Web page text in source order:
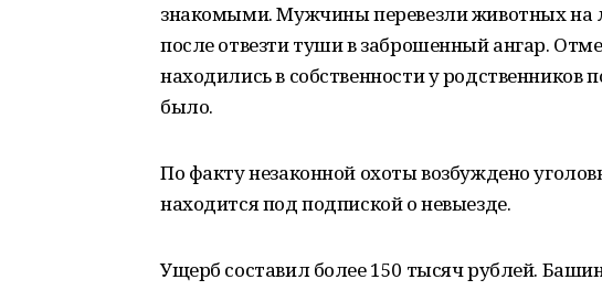
знакомыми. Мужчины перевезли животных на
после отвезти туши в заброшенный ангар.
находились в собственности у родственников
было.
По факту незаконной охоты возбуждено
находится под подпиской о невыезде.
Ущерб составил более 150 тысяч рублей.